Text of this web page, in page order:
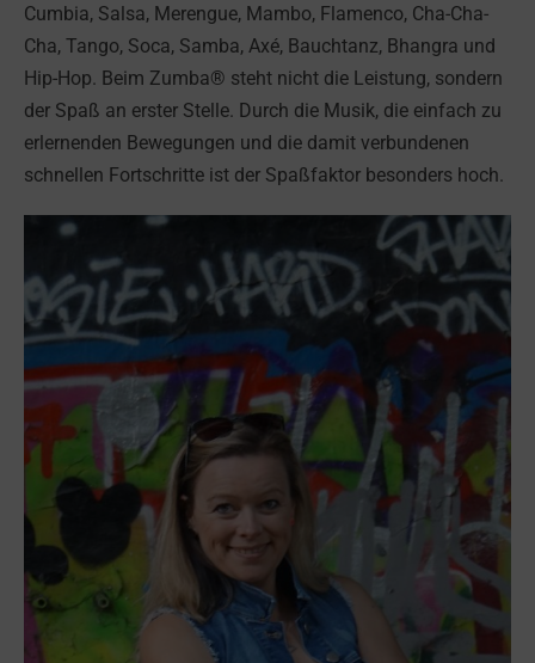
Cumbia, Salsa, Merengue, Mambo, Flamenco, Cha-Cha-
Cha, Tango, Soca, Samba, Axé, Bauchtanz, Bhangra und
Hip-Hop. Beim Zumba® steht nicht die Leistung, sondern
der Spaß an erster Stelle. Durch die Musik, die einfach zu
erlernenden Bewegungen und die damit verbundenen
schnellen Fortschritte ist der Spaßfaktor besonders hoch.